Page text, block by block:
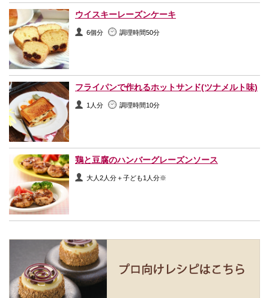
ウイスキーレーズンケーキ
6個分 調理時間50分
フライパンで作れるホットサンド(ツナメルト味)
1人分 調理時間10分
鶏と豆腐のハンバーグレーズンソース
大人2人分＋子ども1人分※